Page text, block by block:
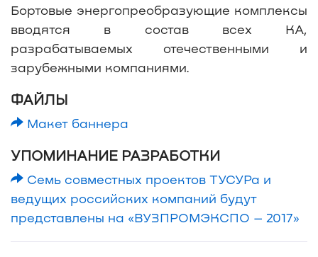
Бортовые энергопреобразующие комплексы
вводятся в состав всех КА,
разрабатываемых отечественными и
зарубежными компаниями.
ФАЙЛЫ
Макет баннера
УПОМИНАНИЕ РАЗРАБОТКИ
Семь совместных проектов ТУСУРа и
ведущих российских компаний будут
представлены на «ВУЗПРОМЭКСПО – 2017»